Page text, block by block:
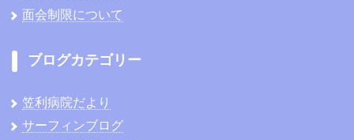
面会制限について
ブログカテゴリー
笠利病院だより
サーフィンブログ